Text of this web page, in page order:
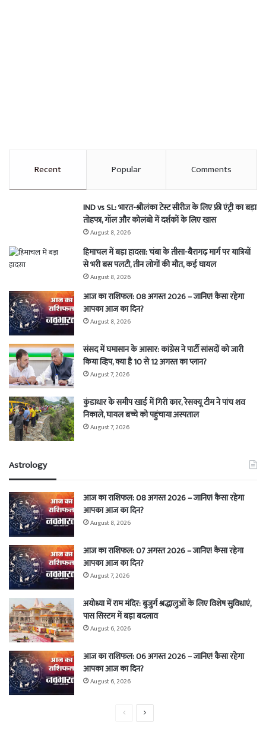
Recent Popular Comments
IND vs SL: भारत-श्रीलंका टेस्ट सीरीज के लिए फ्री एंट्री का बड़ा
तोहफा, गॉल और कोलंबो में दर्शकों के लिए खास
August 8, 2026
हिमाचल में बड़ा हादसा: चंबा के तीसा-बैरागढ़ मार्ग पर यात्रियों
से भरी बस पलटी, तीन लोगों की मौत, कई घायल
August 8, 2026
आज का राशिफल: 08 अगस्त 2026 – जानिए! कैसा रहेगा
आपका आज का दिन?
August 8, 2026
संसद में घमासान के आसार: कांग्रेस ने पार्टी सांसदों को जारी
किया व्हिप, क्या है 10 से 12 अगस्त का प्लान?
August 7, 2026
कुंडाधार के समीप खाई में गिरी कार, रेसक्यू टीम ने पांच शव
निकाले, घायल बच्चे को पहुंचाया अस्पताल
August 7, 2026
Astrology
आज का राशिफल: 08 अगस्त 2026 – जानिए! कैसा रहेगा
आपका आज का दिन?
August 8, 2026
आज का राशिफल: 07 अगस्त 2026 – जानिए! कैसा रहेगा
आपका आज का दिन?
August 7, 2026
अयोध्या में राम मंदिर: बुजुर्ग श्रद्धालुओं के लिए विशेष सुविधाएं,
पास सिस्टम में बड़ा बदलाव
August 6, 2026
आज का राशिफल: 06 अगस्त 2026 – जानिए! कैसा रहेगा
आपका आज का दिन?
August 6, 2026
PreviousNext